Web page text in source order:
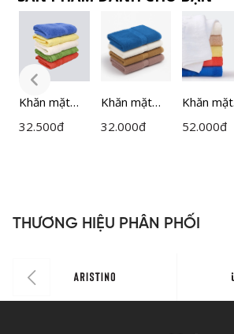
Khăn mặt
28x46cm
32.500đ
Khăn mặt
28x46cm
32.000đ
Khăn mặt
28x54cm
52.000đ
THƯƠNG HIỆU PHÂN PHỐI